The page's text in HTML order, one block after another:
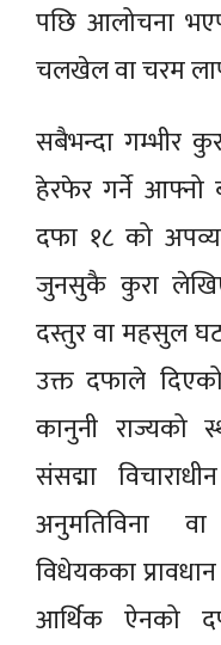
पछि आलोचना
चलखेल वा चरम
सबैभन्दा गम्भीर
हेरफेर गर्ने आफ्नो
दफा १८ को
जुनसुकै कुरा
दस्तुर वा महसुल
उक्त दफाले
कानुनी राज्यको
संसद्मा
अनुमतिविना वा
विधेयकका
आर्थिक ऐनको